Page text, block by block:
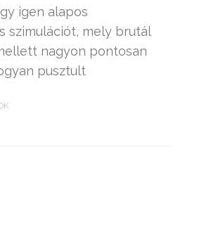
igen alapos
szimulációt, mely brutál
nagyon pontosan
pusztult